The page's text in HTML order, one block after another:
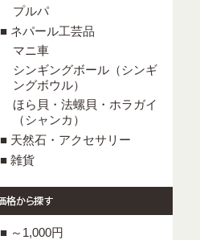
プルパ
■ ネパール工芸品
マニ車
シンギングボール（シンギ
ングボウル）
ほら貝・法螺貝・ホラガイ
（シャンカ）
■ 天然石・アクセサリー
■ 雑貨
■ ～1,000円